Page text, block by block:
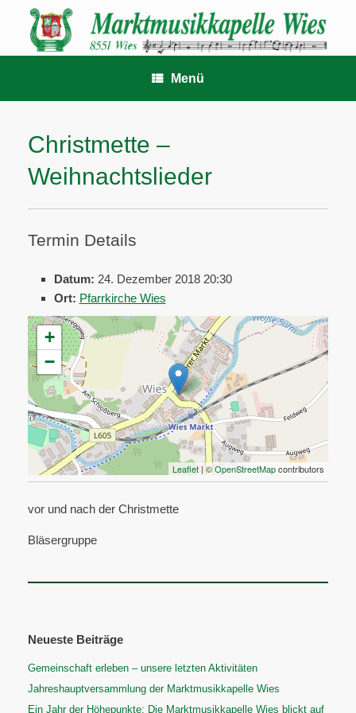
springen
Menü
Christmette –
Weihnachtslieder
Termin Details
Datum: 24. Dezember 2018 20:30
Ort: Pfarrkirche Wies
+
−
Leaflet | ©OpenStreetMapcontributors
vor und nach der Christmette
Bläsergruppe
Neueste Beiträge
Gemeinschaft erleben – unsere letzten Aktivitäten
Jahreshauptversammlung der Marktmusikkapelle Wies
Ein Jahr der Höhepunkte: Die Marktmusikkapelle Wies blickt auf